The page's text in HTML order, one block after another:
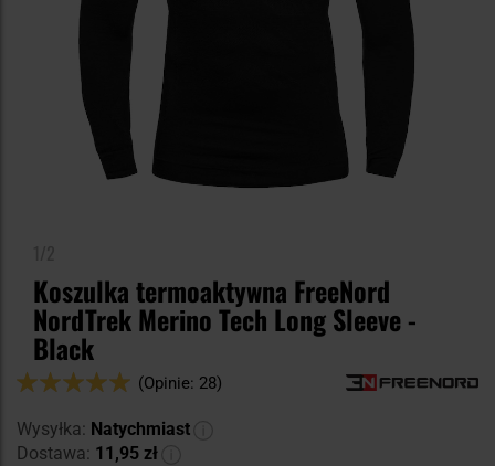
Koszulka termoaktywna FreeNord
NordTrek Merino Tech Long Sleeve -
Black
Ocena:
(Opinie: 28)
Wysyłka: Natychmiast
Dostawa: 11,95 zł